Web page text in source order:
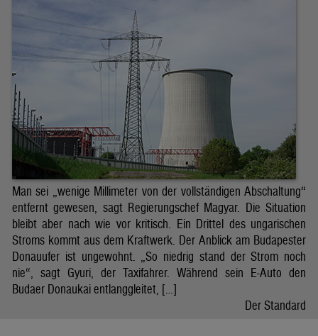
Man sei „wenige Millimeter von der vollständigen Abschaltung“
entfernt gewesen, sagt Regierungschef Magyar. Die Situation
bleibt aber nach wie vor kritisch. Ein Drittel des ungarischen
Stroms kommt aus dem Kraftwerk. Der Anblick am Budapester
Donauufer ist ungewohnt. „So niedrig stand der Strom noch
nie“, sagt Gyuri, der Taxifahrer. Während sein E-Auto den
Budaer Donaukai entlanggleitet, […]
Der Standard